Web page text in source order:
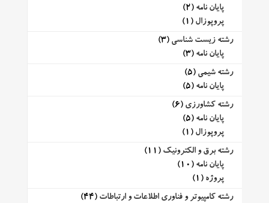
پایان نامه (2)
پروپوزال (1)
رشته زیست شناسی (3)
پایان نامه (3)
رشته شیمی (5)
پایان نامه (5)
رشته کشاورزی (6)
پایان نامه (5)
پروپوزال (1)
رشته برق و الکترونیک (11)
پایان نامه (10)
پروژه (1)
رشته کامپیوتر و فناوری اطلاعات و ارتباطات (44)